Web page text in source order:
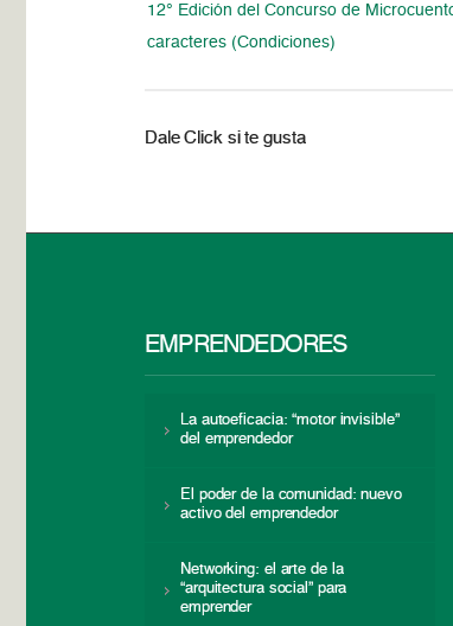
12° Edición del Concurso de
caracteres (Condiciones)
Dale Click si te gusta
EMPRENDEDORES
La autoeficacia: “motor invisible”
del emprendedor
El poder de la comunidad: nuevo
activo del emprendedor
Networking: el arte de la
“arquitectura social” para
emprender